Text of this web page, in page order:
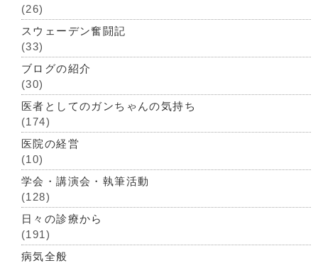
(26)
スウェーデン奮闘記
(33)
ブログの紹介
(30)
医者としてのガンちゃんの気持ち
(174)
医院の経営
(10)
学会・講演会・執筆活動
(128)
日々の診療から
(191)
病気全般